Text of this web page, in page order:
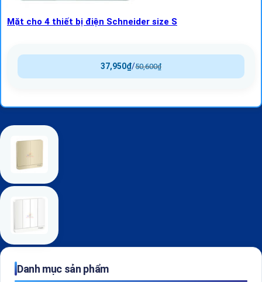
Mặt cho 4 thiết bị điện Schneider size S
50,600₫
/
37,950₫
Danh mục sản phẩm